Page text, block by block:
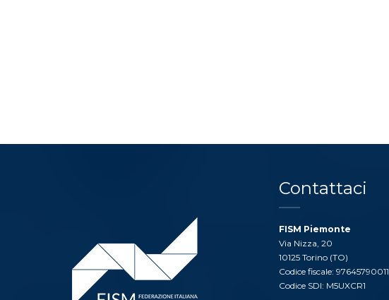
Contattaci
FISM Piemonte
Via Nizza, 20
10125 Torino (TO)
Codice fiscale: 97645790011
Codice SDI: M5UXCR1